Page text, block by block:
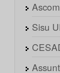
Ascom
Sisu